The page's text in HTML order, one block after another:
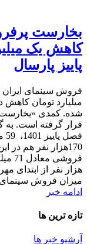
بخارست
کاهش یک
پاییز پارسال
میلیارد تومان
شده. کمدی
قرار گرفته است. به
هزار نفر از ابتدای
میزان فروش
ادامه خبر
تازه ترین ها
آرشیو خبر ها